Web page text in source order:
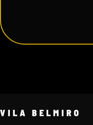
VILA BELMIRO